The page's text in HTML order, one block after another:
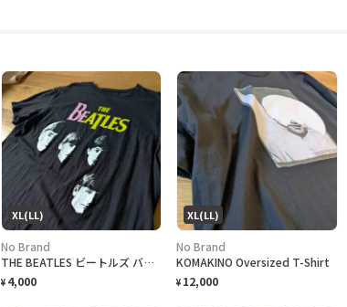
XL(LL)
No Brand
THE BEATLES ビートルズ バンドTシャツ
¥ 4,000
XL(LL)
No Brand
KOMAKINO Oversized T-Shirt
¥ 12,000